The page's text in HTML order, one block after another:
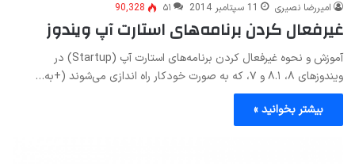
امیررضا نصیری 11 سپتامبر 2014 ۵۱ 90,328
غیرفعال کردن برنامه‌های استارت آپ ویندوز
آموزش و نحوه غیرفعال کردن برنامه‌های استارت آپ (Startup) در
ویندوزهای ۸، ۸.۱ و ۷، که به صورت خودکار راه اندازی می‌شوند (+به…
بیشتر بخوانید »